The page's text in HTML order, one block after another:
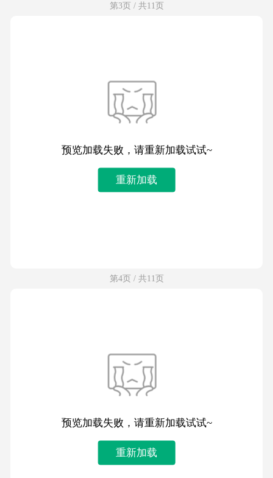
第3页 / 共11页
预览加载失败，请重新加载试试~
重新加载
第4页 / 共11页
预览加载失败，请重新加载试试~
重新加载